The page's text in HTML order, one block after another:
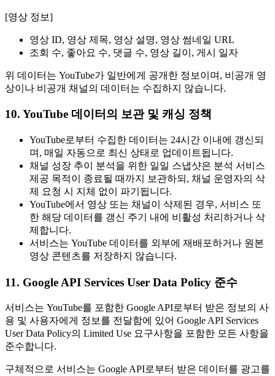
[영상 정보]
영상 ID, 영상 제목, 영상 설명, 영상 썸네일 URL
조회 수, 좋아요 수, 댓글 수, 영상 길이, 게시 일자
위 데이터는 YouTube가 일반에게 공개한 정보이며, 비공개 영
상이나 비공개 채널의 데이터는 수집하지 않습니다.
10. YouTube 데이터의 보관 및 캐싱 정책
YouTube로부터 수집한 데이터는 24시간 이내에 갱신되
며, 매일 자동으로 최신 상태로 업데이트됩니다.
채널 성장 추이 분석을 위한 일일 스냅샷은 분석 서비스
제공 목적이 종료될 때까지 보관하되, 채널 운영자의 삭
제 요청 시 지체 없이 파기됩니다.
YouTube에서 영상 또는 채널이 삭제된 경우, 서비스 또
한 해당 데이터를 갱신 주기 내에 비활성 처리하거나 삭
제합니다.
서비스는 YouTube 데이터를 외부에 재배포하거나 원본
영상 콘텐츠를 저장하지 않습니다.
11. Google API Services User Data Policy 준수
서비스는 YouTube를 포함한 Google API로부터 받은 정보의 사
용 및 사용자에게 정보를 전달함에 있어 Google API Services
User Data Policy의 Limited Use 요구사항을 포함한 모든 사항을
준수합니다.
구체적으로 서비스는 Google API로부터 받은 데이터를 광고를